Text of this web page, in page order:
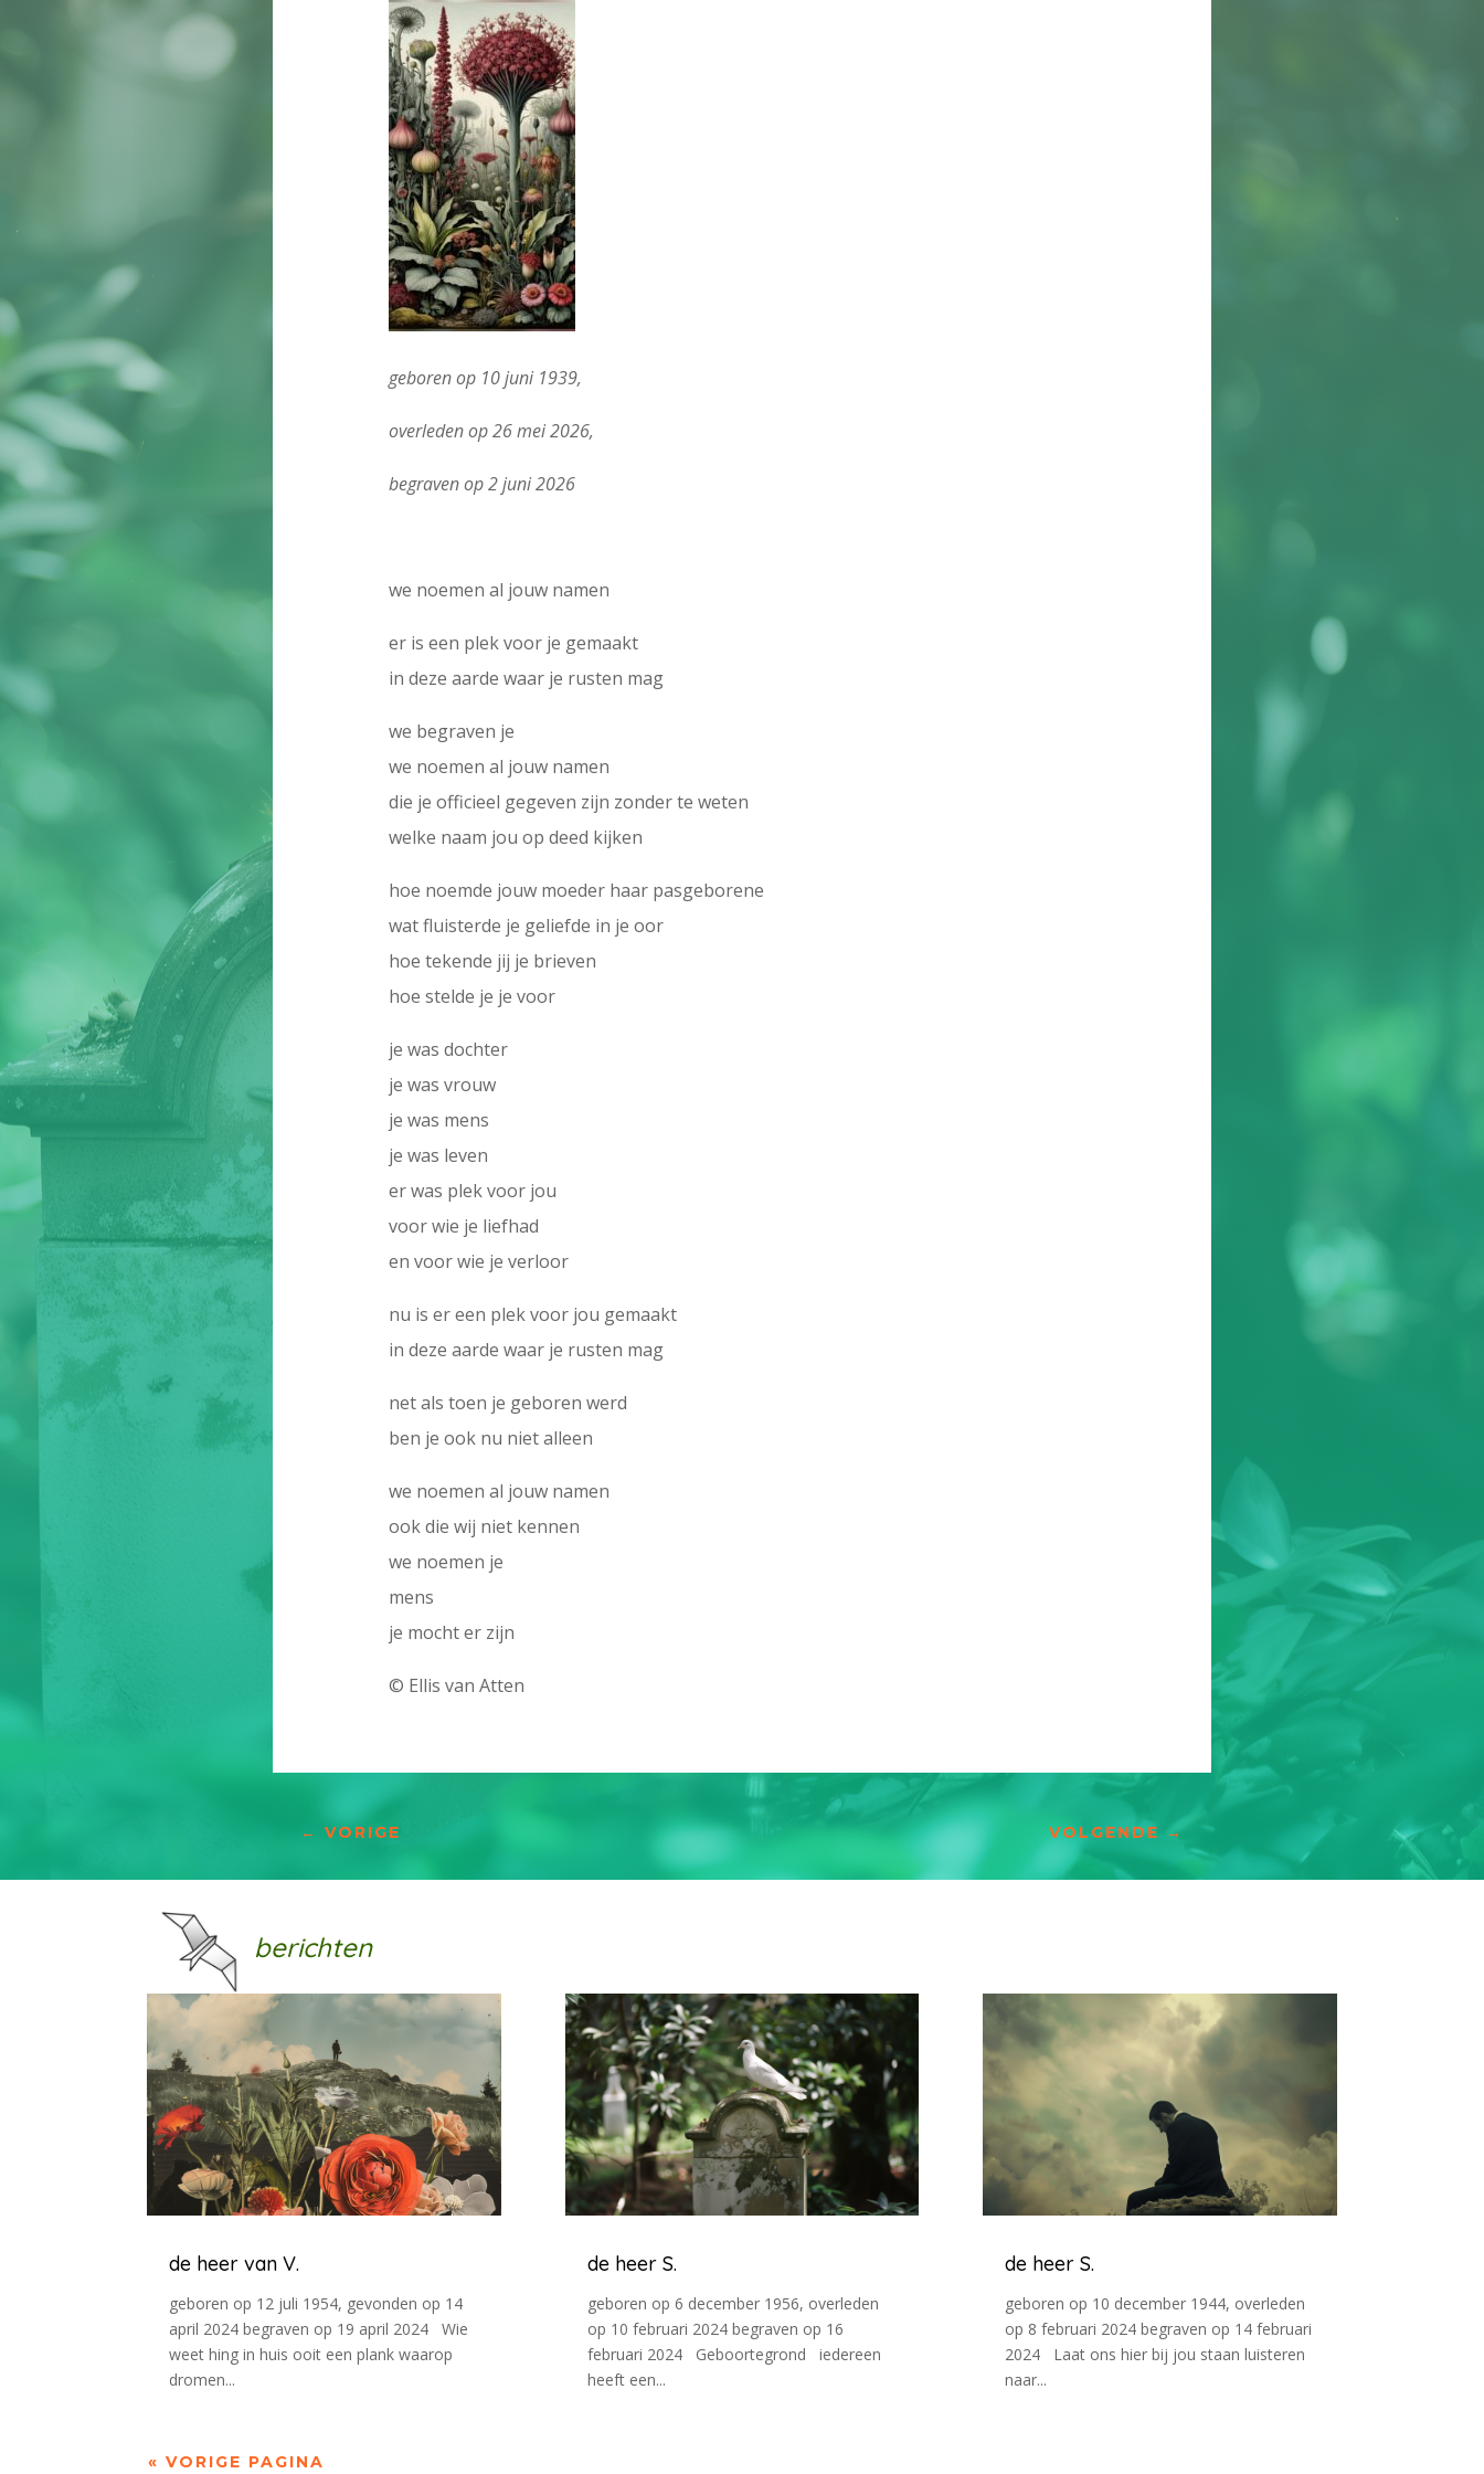
geboren op 10 juni 1939,
overleden op 26 mei 2026,
begraven op 2 juni 2026
we noemen al jouw namen
er is een plek voor je gemaakt
in deze aarde waar je rusten mag
we begraven je
we noemen al jouw namen
die je officieel gegeven zijn zonder te weten
welke naam jou op deed kijken
hoe noemde jouw moeder haar pasgeborene
wat fluisterde je geliefde in je oor
hoe tekende jij je brieven
hoe stelde je je voor
je was dochter
je was vrouw
je was mens
je was leven
er was plek voor jou
voor wie je liefhad
en voor wie je verloor
nu is er een plek voor jou gemaakt
in deze aarde waar je rusten mag
net als toen je geboren werd
ben je ook nu niet alleen
we noemen al jouw namen
ook die wij niet kennen
we noemen je
mens
je mocht er zijn
© Ellis van Atten
← VORIGE VOLGENDE →
berichten
de heer van V.
geboren op 12 juli 1954, gevonden op 14
april 2024 begraven op 19 april 2024 Wie
weet hing in huis ooit een plank waarop
dromen...
de heer S.
geboren op 6 december 1956, overleden
op 10 februari 2024 begraven op 16
februari 2024 Geboortegrond iedereen
heeft een...
de heer S.
geboren op 10 december 1944, overleden
op 8 februari 2024 begraven op 14 februari
2024 Laat ons hier bij jou staan luisteren
naar...
« VORIGE PAGINA